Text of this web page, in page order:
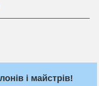
і майстрів!